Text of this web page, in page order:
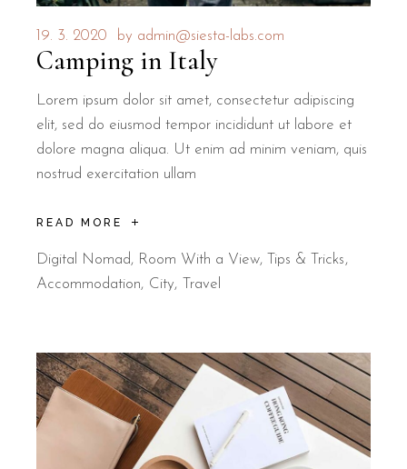
19. 3. 2020 by admin@siesta-labs.com
Camping in Italy
Lorem ipsum dolor sit amet, consectetur adipiscing
elit, sed do eiusmod tempor incididunt ut labore et
dolore magna aliqua. Ut enim ad minim veniam, quis
nostrud exercitation ullam
READ MORE
Digital Nomad, Room With a View,
Tips & Tricks
Accommodation
City Travel